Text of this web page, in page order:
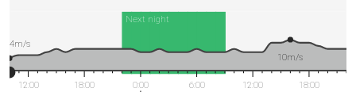
Next night
12:00 18:00 0:00 6:00 12:00 18:00
10m/s
4m/s